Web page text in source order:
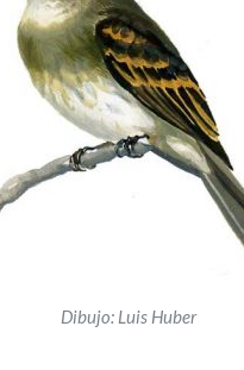
Dibujo: Luis Huber